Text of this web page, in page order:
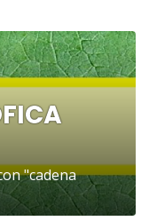
"cadena